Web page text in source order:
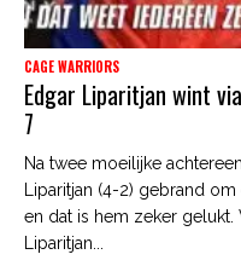
CAGE WARRIORS
Edgar Liparitjan wint
7
Na twee moeilijke
Liparitjan (4-2) gebrand
en dat is hem zeker gelukt.
Liparitjan...